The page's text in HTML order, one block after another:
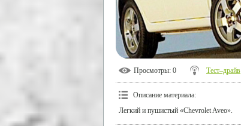
Просмотры: 0 Тест–драйв
Описание материала:
Легкий и пушистый «Chevrolet Aveo».